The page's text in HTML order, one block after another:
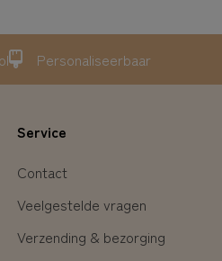
Personaliseerbaar
Service
Contact
Veelgestelde vragen
Verzending & bezorging